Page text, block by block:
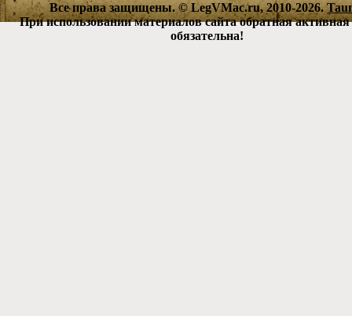
Все права защищены. © LegVMac.ru, 2010-2026.
При использовании материалов сайта обратная
обязательна!